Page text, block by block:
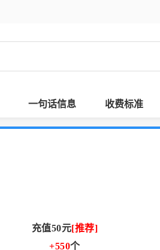
一句话信息 收费标准
充值50元[推荐]
+550个